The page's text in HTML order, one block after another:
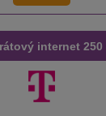
internet